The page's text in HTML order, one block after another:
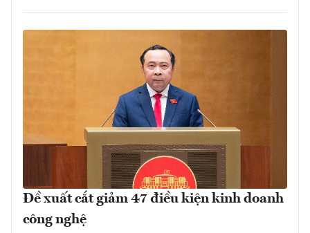
Đề xuất cắt giảm 47 điều kiện kinh doanh
công nghệ